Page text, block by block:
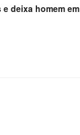
deixa homem em